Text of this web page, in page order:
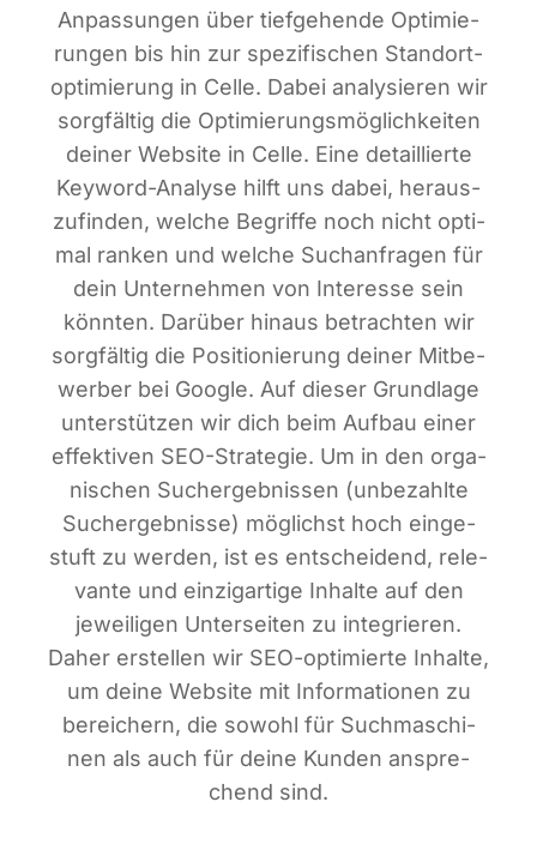
Anpas­sun­gen über tief­ge­hen­de Opti­mie­
run­gen bis hin zur spe­zi­fi­schen Stand­ort­
op­ti­mie­rung in Cel­le. Dabei ana­ly­sie­ren wir
sorg­fäl­tig die Opti­mie­rungs­mög­lich­kei­ten
dei­ner Web­site in Cel­le. Eine detail­lier­te
Key­word-Ana­ly­se hilft uns dabei, her­aus­
zu­fin­den, wel­che Begrif­fe noch nicht opti­
mal ran­ken und wel­che Such­an­fra­gen für
dein Unter­neh­men von Inter­es­se sein
könn­ten. Dar­über hin­aus betrach­ten wir
sorg­fäl­tig die Posi­tio­nie­rung dei­ner Mit­be­
wer­ber bei Goog­le. Auf die­ser Grund­la­ge
unter­stüt­zen wir dich beim Auf­bau einer
effek­ti­ven SEO-Stra­te­gie. Um in den orga­
ni­schen Such­ergeb­nis­sen (unbe­zahl­te
Such­ergeb­nis­se) mög­lichst hoch ein­ge­
stuft zu wer­den, ist es ent­schei­dend, rele­
van­te und ein­zig­ar­ti­ge Inhal­te auf den
jewei­li­gen Unter­sei­ten zu inte­grie­ren.
Daher erstel­len wir SEO-opti­mier­te Inhal­te,
um dei­ne Web­site mit Infor­ma­tio­nen zu
berei­chern, die sowohl für Such­ma­schi­
nen als auch für dei­ne Kun­den anspre­
chend sind.